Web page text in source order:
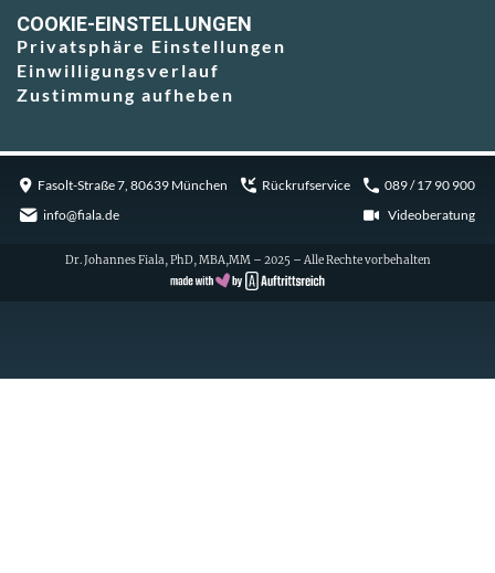
COOKIE-EINSTELLUNGEN
Privatsphäre Einstellungen
Einwilligungsverlauf
Zustimmung aufheben
Fasolt-Straße 7, 80639 München Rückrufservice
089 / 17 90 900
info@fiala.de
Videoberatung
Dr. Johannes Fiala, PhD, MBA,MM – 2025 – Alle Rechte vorbehalten